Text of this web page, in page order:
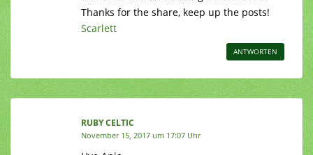
Thanks for the share, keep up the posts!
Scarlett
ANTWORTEN
RUBY CELTIC
November 15, 2017 um 17:07 Uhr